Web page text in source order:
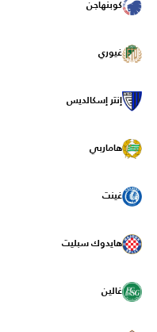
كوبنهاجن
غيوري
إنتر إسكالديس
هاماربي
غينت
هايدوك سبليت
غالين